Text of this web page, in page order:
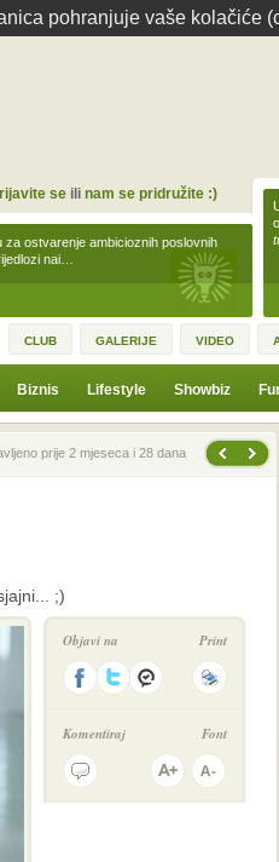
pohranjuje vaše kolačiće
ostvarenje ambicioznih poslovnih
nai…
seili nam se pridružite :)
CLUB GALERIJE VIDEO
Biznis Lifestyle Showbiz
prije 2 mjeseca i 28 dana
;)
Objavi na Print
Komentiraj Font
prethodno